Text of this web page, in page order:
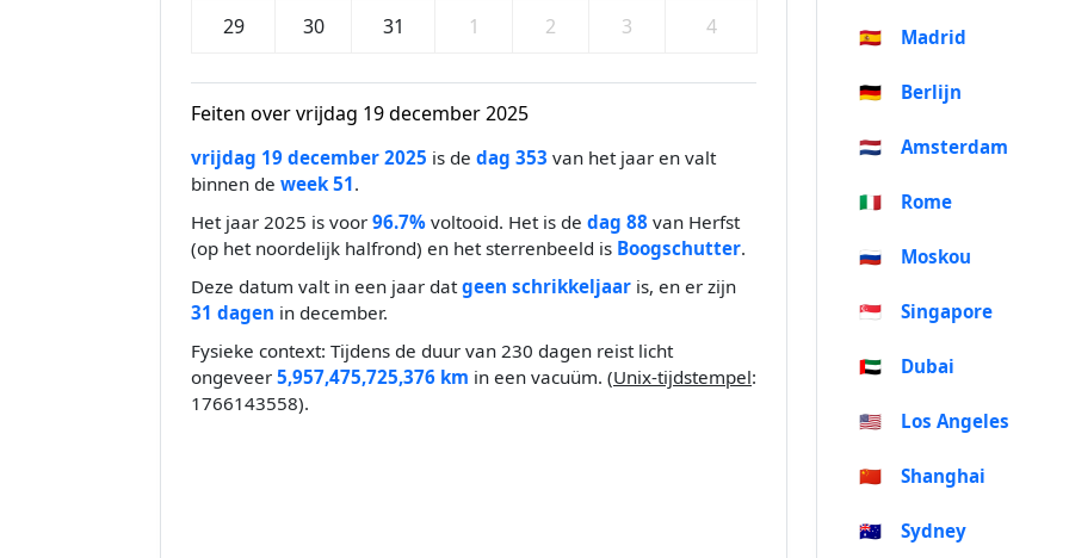
29 30 31 1 2 3 4
Feiten over vrijdag 19 december 2025
vrijdag 19 december 2025 is de dag 353 van het jaar en valt
binnen de week 51.
Het jaar 2025 is voor 96.7% voltooid. Het is de dag 88 van Herfst
(op het noordelijk halfrond) en het sterrenbeeld is Boogschutter.
Deze datum valt in een jaar datgeen schrikkeljaar is, en er zijn
31 dagen in december.
Fysieke context: Tijdens de duur van 230 dagen reist licht
ongeveer 5,957,475,725,376 km in een vacuüm. (Unix-tijdstempel:
1766143558).
🇪🇸 Madrid
🇩🇪 Berlijn
🇳🇱 Amsterdam
🇮🇹 Rome
🇷🇺 Moskou
🇸🇬 Singapore
🇦🇪 Dubai
🇺🇸 Los Angeles
🇨🇳 Shanghai
🇦🇺 Sydney